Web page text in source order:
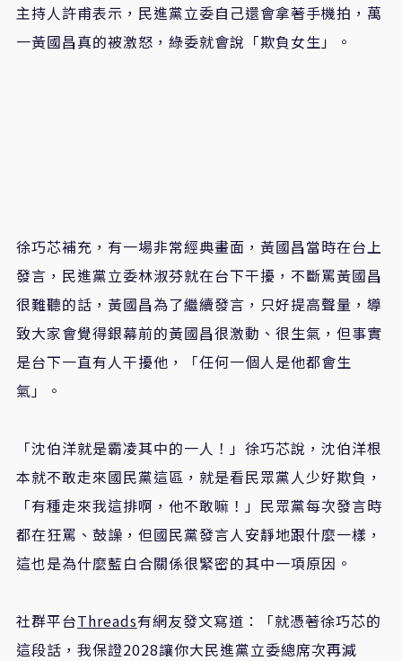
主持人許甫表示，民進黨立委自己還會拿著手機拍，萬
一黃國昌真的被激怒，綠委就會說「欺負女生」。
徐巧芯補充，有一場非常經典畫面，黃國昌當時在台上
發言，民進黨立委林淑芬就在台下干擾，不斷罵黃國昌
很難聽的話，黃國昌為了繼續發言，只好提高聲量，導
致大家會覺得銀幕前的黃國昌很激動、很生氣，但事實
是台下一直有人干擾他，「任何一個人是他都會生
氣」。
「沈伯洋就是霸凌其中的一人！」徐巧芯說，沈伯洋根
本就不敢走來國民黨這區，就是看民眾黨人少好欺負，
「有種走來我這排啊，他不敢嘛！」民眾黨每次發言時
都在狂罵、鼓譟，但國民黨發言人安靜地跟什麼一樣，
這也是為什麼藍白合關係很緊密的其中一項原因。
社群平台Threads有網友發文寫道：「就憑著徐巧芯的
這段話，我保證2028讓你大民進黨立委總席次再減